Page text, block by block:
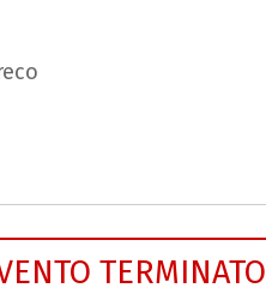
TERMINATO